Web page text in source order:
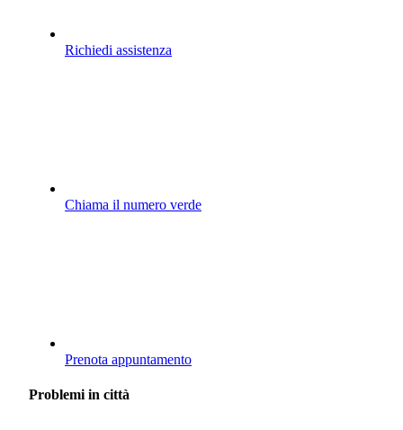
Richiedi assistenza
Chiama il numero verde
Prenota appuntamento
Problemi in città